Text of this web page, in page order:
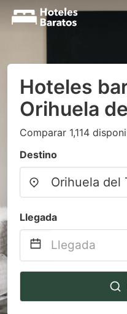
Hoteles
Orihuela
Comparar 1,114
Destino
Llegada
Navigate
to